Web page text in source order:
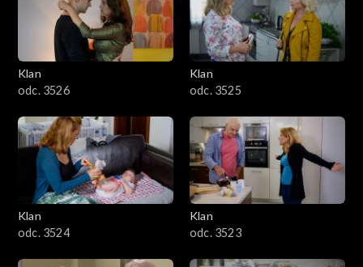
Klan
odc. 3526
Klan
odc. 3525
Klan
odc. 3524
Klan
odc. 3523